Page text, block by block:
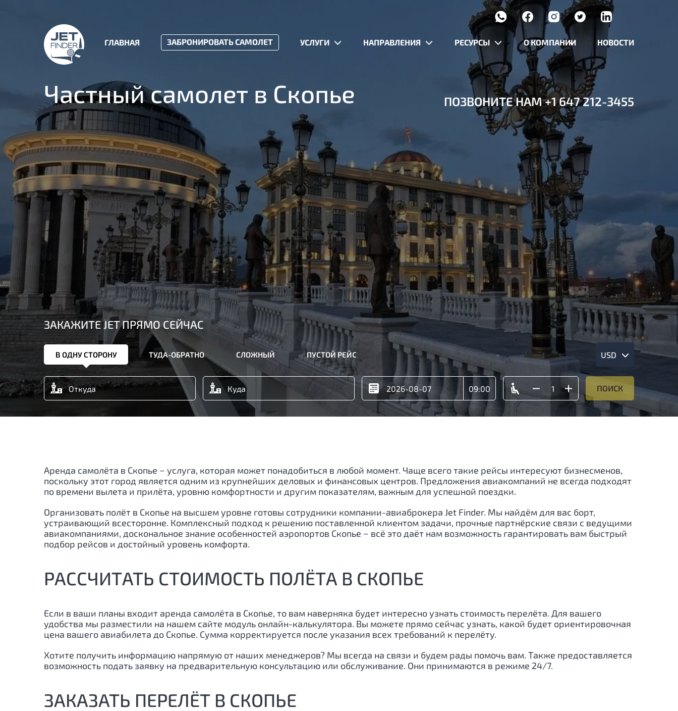
ГЛАВНАЯ ЗАБРОНИРОВАТЬ САМОЛЕТ УСЛУГИ НАПРАВЛЕНИЯ РЕСУРСЫ О КОМПАНИИ НОВОСТИ
Частный самолет в Скопье ПОЗВОНИТЕ НАМ+1 647 212-3455
ЗАКАЖИТЕ JET ПРЯМО СЕЙЧАС
В ОДНУ СТОРОНУ ТУДА-ОБРАТНО СЛОЖНЫЙ ПУСТОЙ РЕЙС USD
ПОИСК
Аренда самолёта в Скопье − услуга, которая может понадобиться в любой момент. Чаще всего такие рейсы интересуют бизнесменов,
поскольку этот город является одним из крупнейших деловых и финансовых центров. Предложения авиакомпаний не всегда подходят
по времени вылета и прилёта, уровню комфортности и другим показателям, важным для успешной поездки.
Организовать полёт в Скопье на высшем уровне готовы сотрудники компании-авиаброкера Jet Finder. Мы найдём для вас борт,
устраивающий всесторонне. Комплексный подход к решению поставленной клиентом задачи, прочные партнёрские связи с ведущими
авиакомпаниями, доскональное знание особенностей аэропортов Скопье − всё это даёт нам возможность гарантировать вам быстрый
подбор рейсов и достойный уровень комфорта.
РАССЧИТАТЬ СТОИМОСТЬ ПОЛЁТА В СКОПЬЕ
Если в ваши планы входит аренда самолёта в Скопье, то вам наверняка будет интересно узнать стоимость перелёта. Для вашего
удобства мы разместили на нашем сайте модуль онлайн-калькулятора. Вы можете прямо сейчас узнать, какой будет ориентировочная
цена вашего авиабилета до Скопье. Сумма корректируется после указания всех требований к перелёту.
Хотите получить информацию напрямую от наших менеджеров? Мы всегда на связи и будем рады помочь вам. Также предоставляется
возможность подать заявку на предварительную консультацию или обслуживание. Они принимаются в режиме 24/7.
ЗАКАЗАТЬ ПЕРЕЛЁТ В СКОПЬЕ